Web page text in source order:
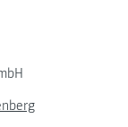
JOANNEUM Logo